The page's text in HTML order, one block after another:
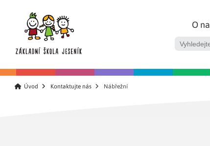
O
Úvod Kontaktujte nás Nábřežní